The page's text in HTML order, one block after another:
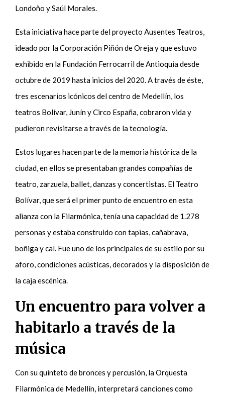
Londoño y Saúl Morales.
Esta iniciativa hace parte del proyecto Ausentes Teatros,
ideado por la Corporación Piñón de Oreja y que estuvo
exhibido en la Fundación Ferrocarril de Antioquia desde
octubre de 2019 hasta inicios del 2020. A través de éste,
tres escenarios icónicos del centro de Medellín, los
teatros Bolívar, Junín y Circo España, cobraron vida y
pudieron revisitarse a través de la tecnología.
Estos lugares hacen parte de la memoria histórica de la
ciudad, en ellos se presentaban grandes compañías de
teatro, zarzuela, ballet, danzas y concertistas. El Teatro
Bolívar, que será el primer punto de encuentro en esta
alianza con la Filarmónica, tenía una capacidad de 1.278
personas y estaba construido con tapias, cañabrava,
boñiga y cal. Fue uno de los principales de su estilo por su
aforo, condiciones acústicas, decorados y la disposición de
la caja escénica.
Un encuentro para volver a
habitarlo a través de la
música
Con su quinteto de bronces y percusión, la Orquesta
Filarmónica de Medellín, interpretará canciones como